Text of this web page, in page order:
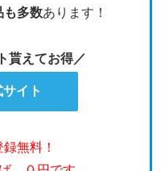
も多数あります！
貰えてお得／
イト
無料！